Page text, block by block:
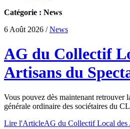
Catégorie : News
6 Août 2026 /News
AG du Collectif
Artisans du
Vous pouvez dès maintenant retrouver
générale ordinaire des sociétaires du
Lire l'ArticleAG du Collectif Local des